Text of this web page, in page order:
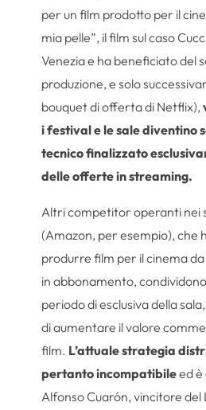
per un film prodotto per il
mia pelle”, il film sul caso
Venezia e ha beneficiato del
produzione, e solo
bouquet di offerta di Netflix),
i festival e le sale diventino
tecnico finalizzato
delle offerte in streaming.
Altri competitor operanti nei
(Amazon, per esempio), che
produrre film per il cinema
in abbonamento, condividono
periodo di esclusiva della
di aumentare il valore
film. L’attuale strategia
pertanto incompatibileed è
Alfonso Cuarón, vincitore del